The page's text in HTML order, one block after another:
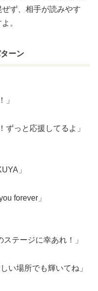
ず、相手が読みやす
。
ーン
」
ずっと応援してるよ」
」
forever」
テージに幸あれ！」
い場所でも輝いてね」